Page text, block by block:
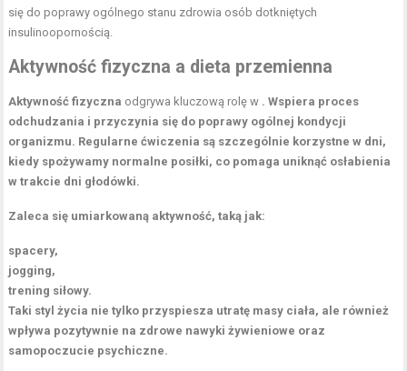
się do poprawy ogólnego stanu zdrowia osób dotkniętych
insulinoopornością.
Aktywność fizyczna a dieta przemienna
Aktywność fizyczna odgrywa kluczową rolę w . Wspiera proces
odchudzania i przyczynia się do poprawy ogólnej kondycji
organizmu. Regularne ćwiczenia są szczególnie korzystne w dni,
kiedy spożywamy normalne posiłki, co pomaga uniknąć osłabienia
w trakcie dni głodówki.
Zaleca się umiarkowaną aktywność, taką jak:
spacery,
jogging,
trening siłowy.
Taki styl życia nie tylko przyspiesza utratę masy ciała, ale również
wpływa pozytywnie na zdrowe nawyki żywieniowe oraz
samopoczucie psychiczne.